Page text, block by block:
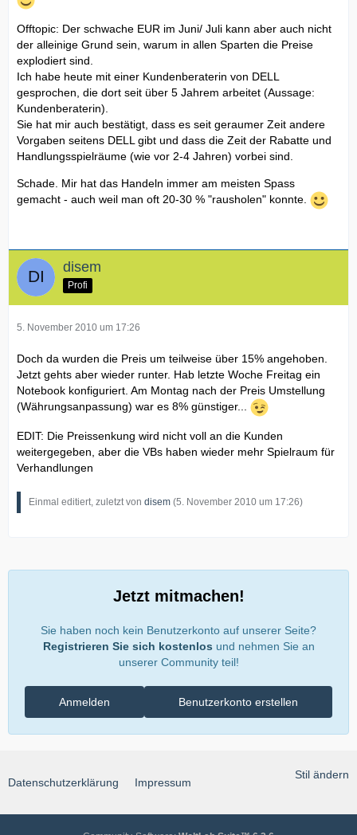
Offtopic: Der schwache EUR im Juni/ Juli kann aber auch nicht
der alleinige Grund sein, warum in allen Sparten die Preise
explodiert sind.
Ich habe heute mit einer Kundenberaterin von DELL
gesprochen, die dort seit über 5 Jahrem arbeitet (Aussage:
Kundenberaterin).
Sie hat mir auch bestätigt, dass es seit geraumer Zeit andere
Vorgaben seitens DELL gibt und dass die Zeit der Rabatte und
Handlungsspielräume (wie vor 2-4 Jahren) vorbei sind.
Schade. Mir hat das Handeln immer am meisten Spass
gemacht - auch weil man oft 20-30 % "rausholen" konnte.
disem
Profi
5. November 2010 um 17:26
Doch da wurden die Preis um teilweise über 15% angehoben.
Jetzt gehts aber wieder runter. Hab letzte Woche Freitag ein
Notebook konfiguriert. Am Montag nach der Preis Umstellung
(Währungsanpassung) war es 8% günstiger...
EDIT: Die Preissenkung wird nicht voll an die Kunden
weitergegeben, aber die VBs haben wieder mehr Spielraum für
Verhandlungen
Einmal editiert, zuletzt von disem (5. November 2010 um 17:26)
Jetzt mitmachen!
Sie haben noch kein Benutzerkonto auf unserer Seite?
Registrieren Sie sich kostenlos und nehmen Sie an
unserer Community teil!
Benutzerkonto erstellen
Anmelden
Stil ändern
Datenschutzerklärung Impressum